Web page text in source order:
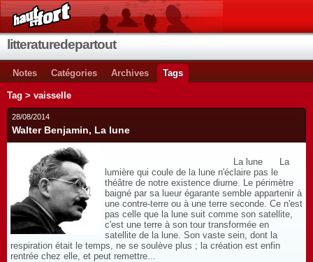
litteraturedepartout
Notes Catégories Archives Tags
Tag > vaisselle
28/08/2014
Walter Benjamin, La lune
La lune La
lumière qui coule de la lune n'éclaire pas le
théâtre de notre existence diurne. Le périmètre
baigné par sa lueur égarante semble appartenir à
une contre-terre ou à une terre seconde. Ce n'est
pas celle que la lune suit comme son satellite,
c'est une terre à son tour transformée en
satellite de la lune. Son vaste sein, dont la
respiration était le temps, ne se soulève plus ; la création est enfin
rentrée chez elle, et peut remettre...